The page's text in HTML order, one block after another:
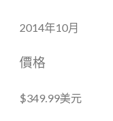
2014年10月
價格
$349.99美元